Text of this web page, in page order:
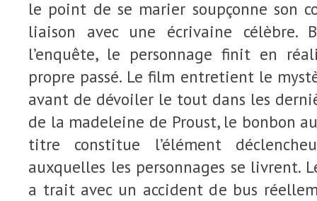
le point de se marier soupçonne son
liaison avec une écrivaine célèbre.
l’enquête, le personnage finit en
propre passé. Le film entretient le
avant de dévoiler le tout dans les
de la madeleine de Proust, le bonbon
titre constitue l’élément
auxquelles les personnages se livrent.
a trait avec un accident de bus